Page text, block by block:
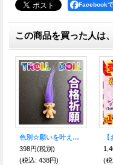
Facebook
この商品を買った人は
色別☆願いを叶える北欧の妖精トロール人形 紫●合格祈願・スキルアップ
398円(税別)
(税込: 438円)
(税